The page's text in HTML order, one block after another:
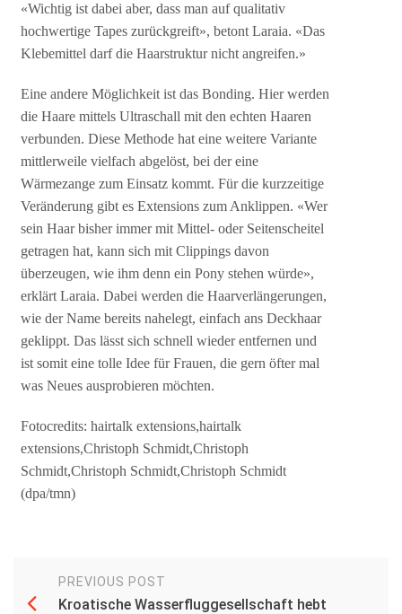
«Wichtig ist dabei aber, dass man auf qualitativ
hochwertige Tapes zurückgreift», betont Laraia. «Das
Klebemittel darf die Haarstruktur nicht angreifen.»
Eine andere Möglichkeit ist das Bonding. Hier werden
die Haare mittels Ultraschall mit den echten Haaren
verbunden. Diese Methode hat eine weitere Variante
mittlerweile vielfach abgelöst, bei der eine
Wärmezange zum Einsatz kommt. Für die kurzzeitige
Veränderung gibt es Extensions zum Anklippen. «Wer
sein Haar bisher immer mit Mittel- oder Seitenscheitel
getragen hat, kann sich mit Clippings davon
überzeugen, wie ihm denn ein Pony stehen würde»,
erklärt Laraia. Dabei werden die Haarverlängerungen,
wie der Name bereits nahelegt, einfach ans Deckhaar
geklippt. Das lässt sich schnell wieder entfernen und
ist somit eine tolle Idee für Frauen, die gern öfter mal
was Neues ausprobieren möchten.
Fotocredits: hairtalk extensions,hairtalk
extensions,Christoph Schmidt,Christoph
Schmidt,Christoph Schmidt,Christoph Schmidt
(dpa/tmn)
PREVIOUS POST
Kroatische Wasserfluggesellschaft hebt